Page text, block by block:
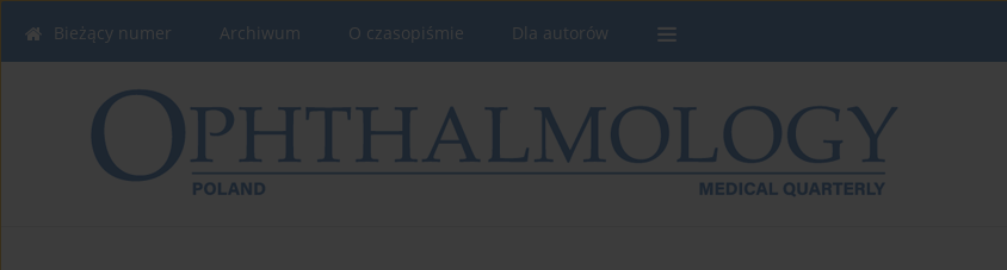
Bieżący numer Archiwum O czasopiśmie Dla autorów